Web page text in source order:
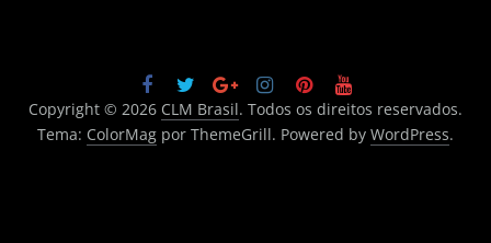
Copyright © 2026 CLM Brasil. Todos os direitos reservados.
Tema: ColorMagpor ThemeGrill. Powered by WordPress.